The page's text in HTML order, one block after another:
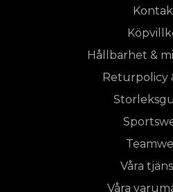
Hållbarhet &
Returpolicy
Våra
Våra